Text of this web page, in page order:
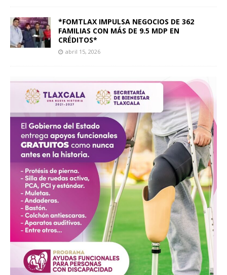
*FOMTLAX IMPULSA NEGOCIOS DE 362
FAMILIAS CON MÁS DE 9.5 MDP EN
CRÉDITOS*
abril 15, 2026